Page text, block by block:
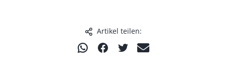
Artikel teilen:
T
T
T
T